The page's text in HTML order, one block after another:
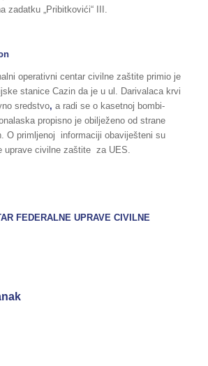
zadatku „Pribitkovići“ III.
operativni centar civilne zaštite primio je
stanice Cazin da je u ul. Darivalaca krvi
sredstvo, a radi se o kasetnoj bombi-
propisno je obilježeno od strane
O primljenoj informaciji obaviješteni su
uprave civilne zaštite za UES.
FEDERALNE UPRAVE CIVILNE